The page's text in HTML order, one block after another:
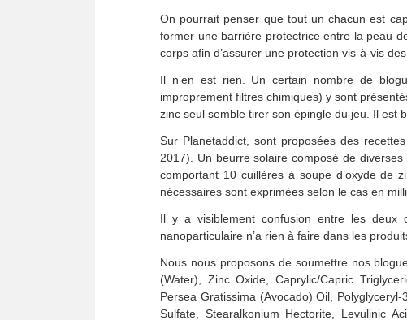
On pourrait penser que tout un chacun est
former une barrière protectrice entre la peau
corps afin d’assurer une protection vis-à-vis
Il n’en est rien. Un certain nombre de
improprement filtres chimiques) y sont
zinc seul semble tirer son épingle du jeu. Il est
Sur Planetaddict, sont proposées des
2017). Un beurre solaire composé de
comportant 10 cuillères à soupe d’oxyde de
nécessaires sont exprimées selon le cas en
Il y a visiblement confusion entre les deux
nanoparticulaire n’a rien à faire dans les
Nous nous proposons de soumettre nos
(Water), Zinc Oxide, Caprylic/Capric
Persea Gratissima (Avocado) Oil,
Sulfate, Stearalkonium Hectorite, Levulinic